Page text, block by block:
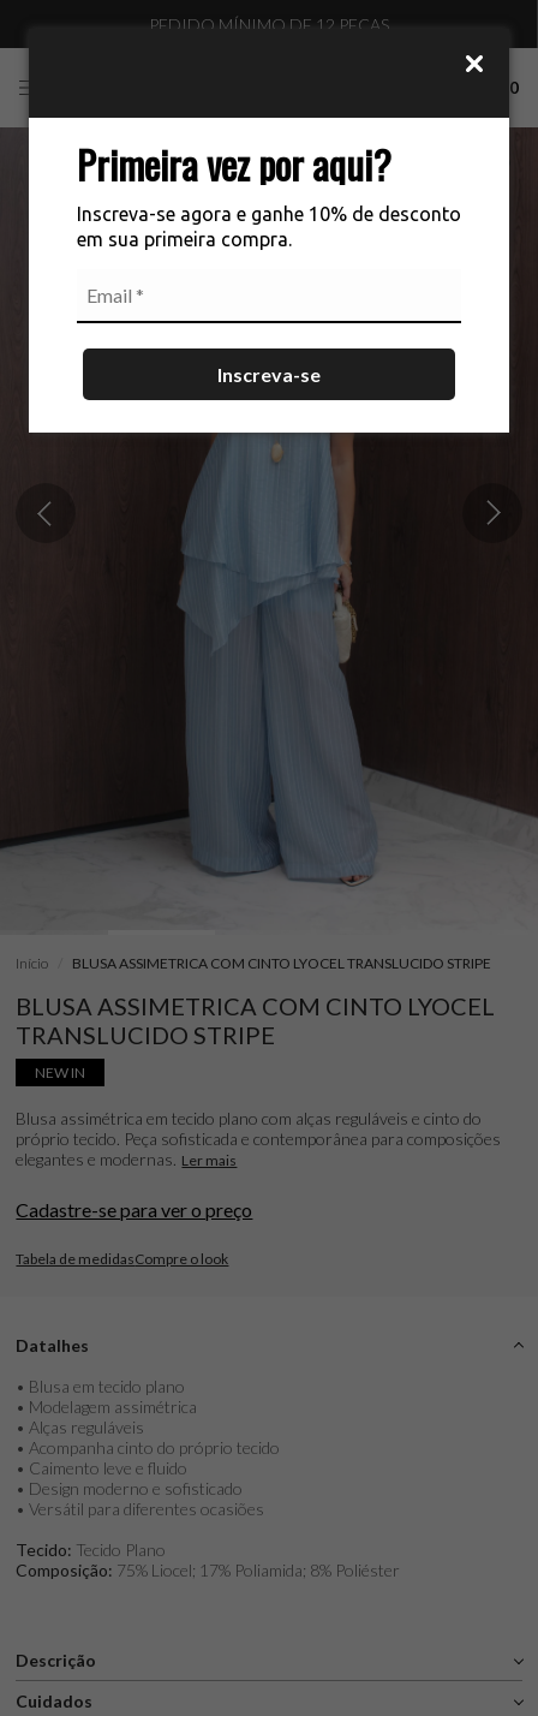
Primeira vez por aqui?
Inscreva-se agora e ganhe 10% de desconto
em sua primeira compra.
Inscreva-se
PEDIDO MÍNIMO DE 12 PEÇAS
0
Início BLUSA ASSIMETRICA COM CINTO LYOCEL TRANSLUCIDO STRIPE
BLUSA ASSIMETRICA COM CINTO LYOCEL
TRANSLUCIDO STRIPE
NEW IN
Blusa assimétrica em tecido plano com alças reguláveis e cinto do
próprio tecido. Peça sofisticada e contemporânea para composições
elegantes e modernas. Ler mais
Cadastre-se para ver o preço
Compre o look
Tabela de medidas
Datalhes
• Blusa em tecido plano
• Modelagem assimétrica
• Alças reguláveis
• Acompanha cinto do próprio tecido
• Caimento leve e fluido
• Design moderno e sofisticado
• Versátil para diferentes ocasiões
Tecido: Tecido Plano
Composição: 75% Liocel; 17% Poliamida; 8% Poliéster
Descrição
Cuidados